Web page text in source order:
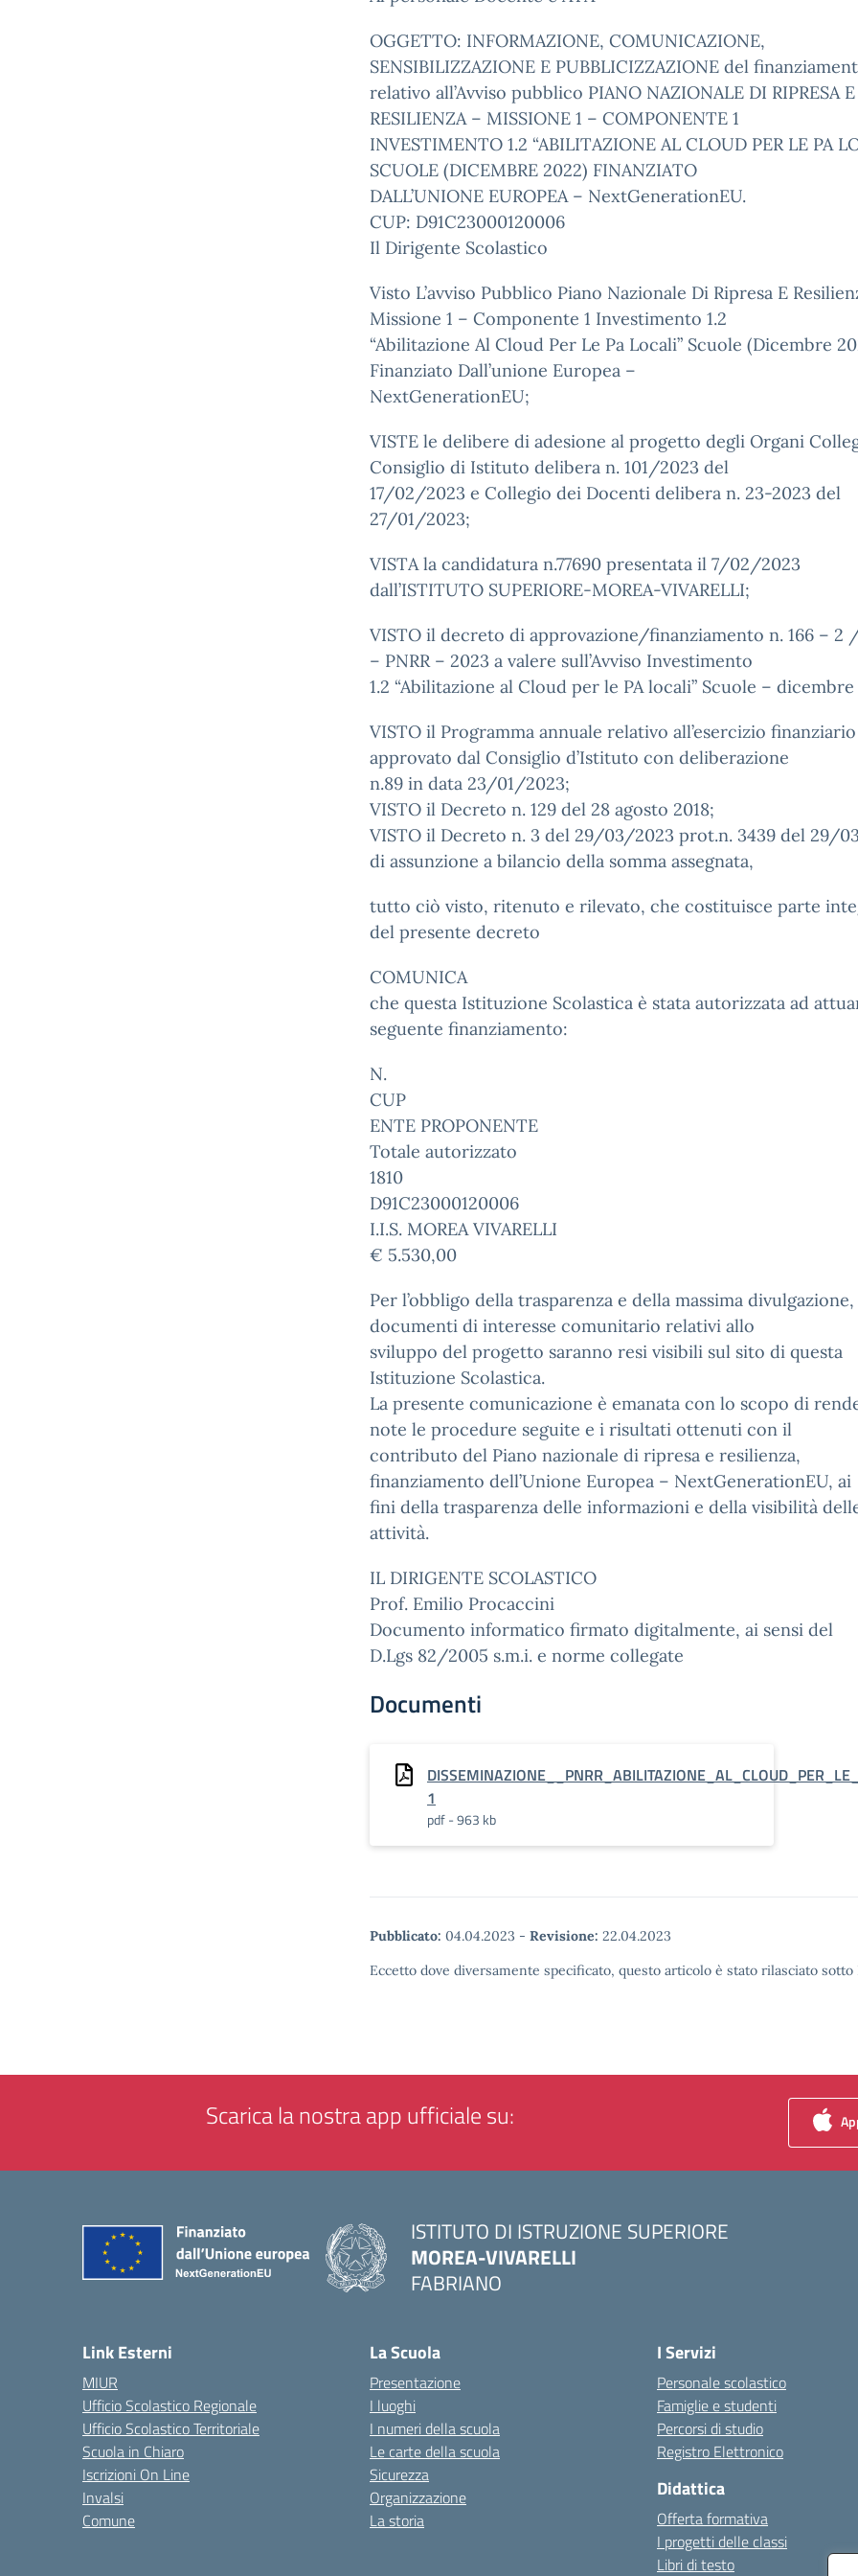
OGGETTO: INFORMAZIONE, COMUNICAZIONE,
SENSIBILIZZAZIONE E PUBBLICIZZAZIONE del
relativo all’Avviso pubblico PIANO NAZIONALE DI RIPRESA E
RESILIENZA – MISSIONE 1 – COMPONENTE 1
INVESTIMENTO 1.2 “ABILITAZIONE AL CLOUD PER LE PA
SCUOLE (DICEMBRE 2022) FINANZIATO
DALL’UNIONE EUROPEA – NextGenerationEU.
CUP: D91C23000120006
Il Dirigente Scolastico
Visto L’avviso Pubblico Piano Nazionale Di Ripresa E
Missione 1 – Componente 1 Investimento 1.2
“Abilitazione Al Cloud Per Le Pa Locali” Scuole (Dicembre
Finanziato Dall’unione Europea –
NextGenerationEU;
VISTE le delibere di adesione al progetto degli Organi
Consiglio di Istituto delibera n. 101/2023 del
17/02/2023 e Collegio dei Docenti delibera n. 23-2023 del
27/01/2023;
VISTA la candidatura n.77690 presentata il 7/02/2023
dall’ISTITUTO SUPERIORE-MOREA-VIVARELLI;
VISTO il decreto di approvazione/finanziamento n. 166 – 2
– PNRR – 2023 a valere sull’Avviso Investimento
1.2 “Abilitazione al Cloud per le PA locali” Scuole – dicembre
VISTO il Programma annuale relativo all’esercizio
approvato dal Consiglio d’Istituto con deliberazione
n.89 in data 23/01/2023;
VISTO il Decreto n. 129 del 28 agosto 2018;
VISTO il Decreto n. 3 del 29/03/2023 prot.n. 3439 del 29/
di assunzione a bilancio della somma assegnata,
tutto ciò visto, ritenuto e rilevato, che costituisce parte
del presente decreto
COMUNICA
che questa Istituzione Scolastica è stata autorizzata ad
seguente finanziamento:
N.
CUP
ENTE PROPONENTE
Totale autorizzato
1810
D91C23000120006
I.I.S. MOREA VIVARELLI
€ 5.530,00
Per l’obbligo della trasparenza e della massima
documenti di interesse comunitario relativi allo
sviluppo del progetto saranno resi visibili sul sito di questa
Istituzione Scolastica.
La presente comunicazione è emanata con lo scopo di
note le procedure seguite e i risultati ottenuti con il
contributo del Piano nazionale di ripresa e resilienza,
finanziamento dell’Unione Europea – NextGenerationEU, ai
fini della trasparenza delle informazioni e della visibilità
attività.
IL DIRIGENTE SCOLASTICO
Prof. Emilio Procaccini
Documento informatico firmato digitalmente, ai sensi del
D.Lgs 82/2005 s.m.i. e norme collegate
Documenti
1
pdf - 963 kb
Pubblicato: 04.04.2023 - Revisione: 22.04.2023
Eccetto dove diversamente specificato, questo articolo è stato rilasciato
Scarica la nostra app ufficiale su:
ISTITUTO DI ISTRUZIONE SUPERIORE
MOREA-VIVARELLI
FABRIANO
Link Esterni
MIUR
Ufficio Scolastico Regionale
Ufficio Scolastico Territoriale
Scuola in Chiaro
Iscrizioni On Line
Invalsi
Comune
La Scuola
Presentazione
I luoghi
I numeri della scuola
Le carte della scuola
Sicurezza
Organizzazione
La storia
I Servizi
Personale scolastico
Famiglie e studenti
Percorsi di studio
Registro Elettronico
Didattica
Offerta formativa
I progetti delle classi
Libri di testo